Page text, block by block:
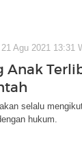
Agu 2021 13:31
Anak
selalu
hukum.